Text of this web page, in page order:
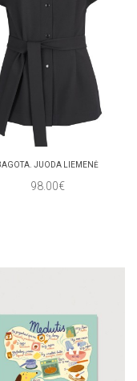
JUODA LIEMENĖ
98.00€